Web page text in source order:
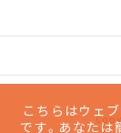
こちらはウェ
です。あなたは